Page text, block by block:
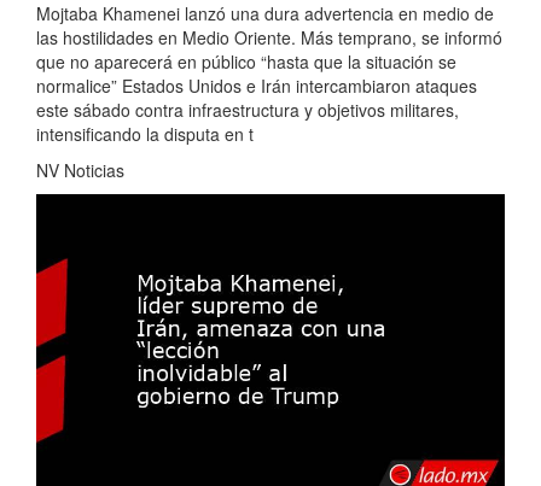
Mojtaba Khamenei lanzó una dura advertencia en medio de
las hostilidades en Medio Oriente. Más temprano, se informó
que no aparecerá en público “hasta que la situación se
normalice” Estados Unidos e Irán intercambiaron ataques
este sábado contra infraestructura y objetivos militares,
intensificando la disputa en t
NV Noticias